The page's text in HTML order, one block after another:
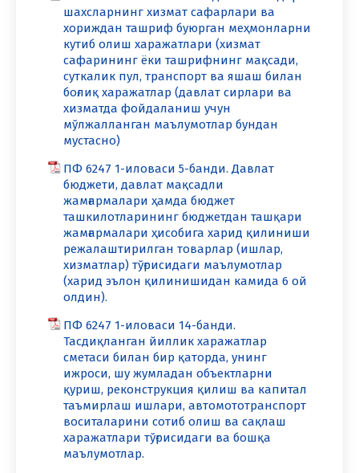
шахсларнинг хизмат сафарлари ва
хориждан ташриф буюрган меҳмонларни
кутиб олиш харажатлари (хизмат
сафарининг ёки ташрифнинг мақсади,
суткалик пул, транспорт ва яшаш билан
боғлиқ харажатлар (давлат сирлари ва
хизматда фойдаланиш учун
мўлжалланган маълумотлар бундан
мустасно)
ПФ 6247 1-иловаси 5-банди. Давлат
бюджети, давлат мақсадли
жамғармалари ҳамда бюджет
ташкилотларининг бюджетдан ташқари
жамғармалари ҳисобига харид қилиниши
режалаштирилган товарлар (ишлар,
хизматлар) тўғрисидаги маълумотлар
(харид эълон қилинишидан камида 6 ой
олдин).
ПФ 6247 1-иловаси 14-банди.
Тасдиқланган йиллик харажатлар
сметаси билан бир қаторда, унинг
ижроси, шу жумладан объектларни
қуриш, реконструкция қилиш ва капитал
таъмирлаш ишлари, автомототранспорт
воситаларини сотиб олиш ва сақлаш
харажатлари тўғрисидаги ва бошқа
маълумотлар.